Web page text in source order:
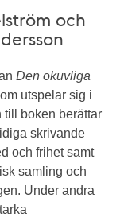
och
Den okuvliga
utspelar sig i
till boken berättar
skrivande
och frihet samt
samling och
Under andra